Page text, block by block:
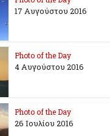
17 Aυγούστου 2016
Photo of the Day
4 Αυγούστου 2016
Photo of the Day
26 Ioυλίου 2016